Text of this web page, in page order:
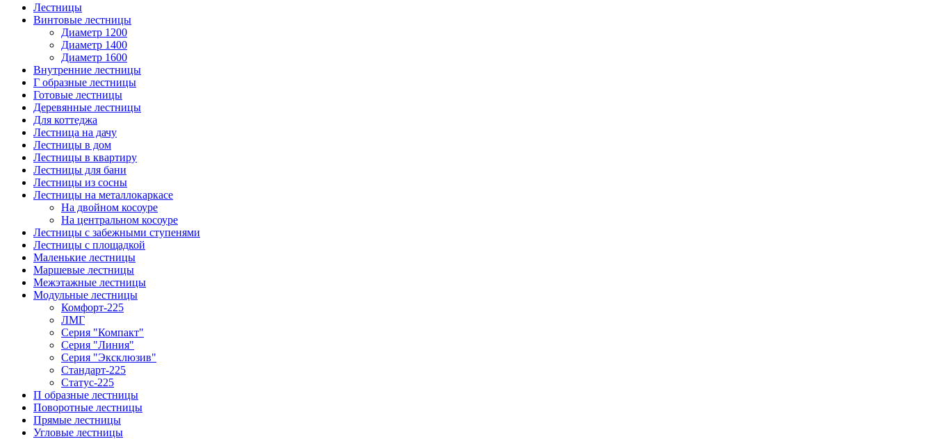
Лестницы
Винтовые лестницы
Диаметр 1200
Диаметр 1400
Диаметр 1600
Внутренние лестницы
Г образные лестницы
Готовые лестницы
Деревянные лестницы
Для коттеджа
Лестница на дачу
Лестницы в дом
Лестницы в квартиру
Лестницы для бани
Лестницы из сосны
Лестницы на металлокаркасе
На двойном косоуре
На центральном косоуре
Лестницы с забежными ступенями
Лестницы с площадкой
Маленькие лестницы
Маршевые лестницы
Межэтажные лестницы
Модульные лестницы
Комфорт-225
ЛМГ
Серия "Компакт"
Серия "Линия"
Серия "Эксклюзив"
Стандарт-225
Статус-225
П образные лестницы
Поворотные лестницы
Прямые лестницы
Угловые лестницы